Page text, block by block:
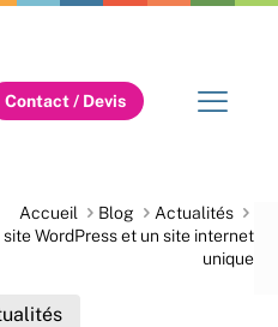
Contact / Devis
Accueil Blog
Actualités
WordPress et un site internet
unique